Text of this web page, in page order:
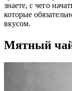
знаете, с чего
которые
вкусом.
Мятный